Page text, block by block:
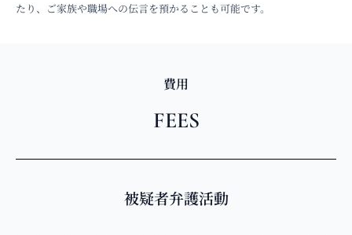
たり、ご家族や職場への伝言を預かることも可能です。
費用
FEES
被疑者弁護活動